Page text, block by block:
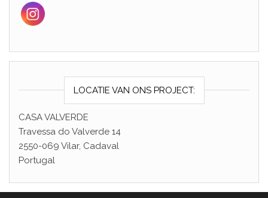
LOCATIE VAN ONS PROJECT:
CASA VALVERDE
Travessa do Valverde 14
2550-069 Vilar, Cadaval
Portugal